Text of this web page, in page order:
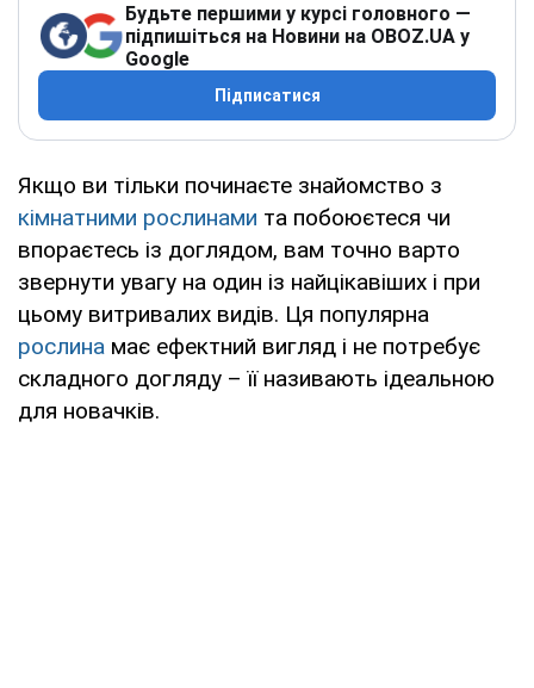
Будьте першими у курсі головного —
підпишіться на Новини на OBOZ.UA у
Google
Підписатися
Якщо ви тільки починаєте знайомство з
кімнатними рослинами та побоюєтеся чи
впораєтесь із доглядом, вам точно варто
звернути увагу на один із найцікавіших і при
цьому витривалих видів. Ця популярна
рослина має ефектний вигляд і не потребує
складного догляду – її називають ідеальною
для новачків.